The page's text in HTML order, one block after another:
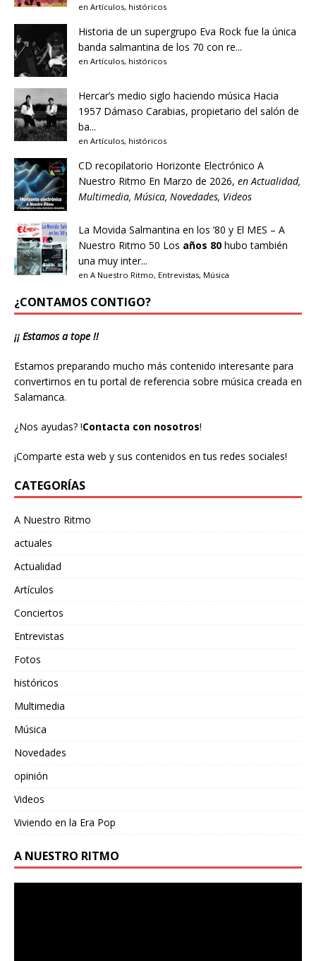
en Artículos, históricos
Historia de un supergrupo Eva Rock fue la única
banda salmantina de los 70 con re...
en Artículos, históricos
Hercar’s medio siglo haciendo música Hacia
1957 Dámaso Carabias, propietario del salón de
ba...
en Artículos, históricos
CD recopilatorio Horizonte Electrónico A
Nuestro Ritmo En Marzo de 2026, en Actualidad,
Multimedia, Música, Novedades, Videos
La Movida Salmantina en los ’80 y El MES – A
Nuestro Ritmo 50 Los años 80 hubo también
una muy inter...
en A Nuestro Ritmo, Entrevistas, Música
¿CONTAMOS CONTIGO?
¡¡ Estamos a tope !!
Estamos preparando mucho más contenido interesante para
convertirnos en tu portal de referencia sobre música creada en
Salamanca.
¿Nos ayudas? !Contacta con nosotros!
¡Comparte esta web y sus contenidos en tus redes sociales!
CATEGORÍAS
A Nuestro Ritmo
actuales
Actualidad
Artículos
Conciertos
Entrevistas
Fotos
históricos
Multimedia
Música
Novedades
opinión
Videos
Viviendo en la Era Pop
A NUESTRO RITMO